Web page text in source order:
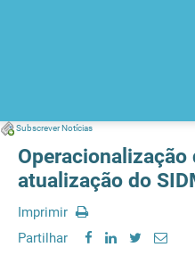
Subscrever Notícias
Operacionalização
atualização do
Imprimir
Partilhar